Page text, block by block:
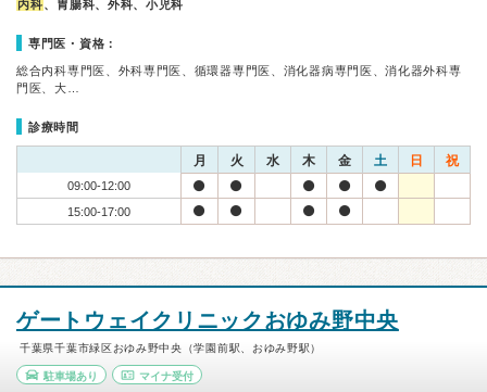
内科、胃腸科、外科、小児科
専門医・資格：
総合内科専門医、外科専門医、循環器専門医、消化器病専門医、消化器外科専
門医、大…
診療時間
月 火 水 木 金 土 日 祝
09:00-12:00
15:00-17:00
ゲートウェイクリニックおゆみ野中央
千葉県千葉市緑区おゆみ野中央（学園前駅、おゆみ野駅）
駐車場あり マイナ受付